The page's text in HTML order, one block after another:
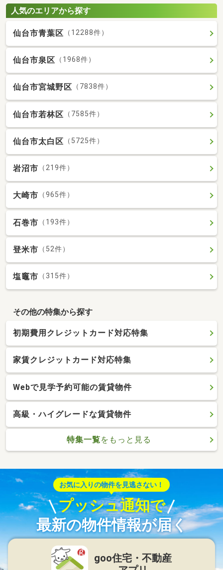
人気のエリアから探す
仙台市青葉区 （12288件）
仙台市泉区 （1968件）
仙台市宮城野区 （7838件）
仙台市若林区 （7585件）
仙台市太白区 （5725件）
岩沼市 （219件）
大崎市 （965件）
石巻市 （193件）
登米市 （52件）
塩竈市 （315件）
その他の特集から探す
初期費用クレジットカード対応特集
家賃クレジットカード対応特集
Webで見学予約可能の賃貸物件
高級・ハイグレードな賃貸物件
特集一覧をもっと見る
お気に入りの物件を見逃さない！
プッシュ通知で
最新の物件情報が届く
goo住宅・不動産